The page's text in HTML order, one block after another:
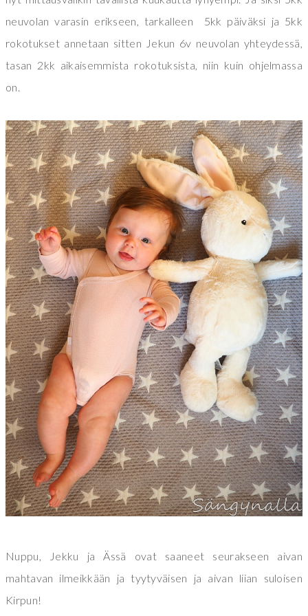
neuvolan varasin erikseen, tarkalleen 5kk päiväksi ja 5kk
rokotukset annetaan sitten Jekun 6v neuvolan yhteydessä,
tasan 2kk aikaisemmista rokotuksista, niin kuin ohjelmassa
on.
Nuppu, Jekku ja Ässä ovat saaneet seurakseen aivan
mahtavan ilmeikkään ja tyytyväisen ja aivan liian suloisen
Kirpun!